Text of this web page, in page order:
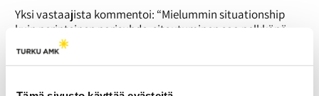
Yksi vastaajista kommentoi: “Mielummin situationship
kuin perinteinen parisuhde, sitoutuminen saa pelkkänä
sanana karvat pystyyn.” Mistä sitoutumiskammoisuus voi
johtua, ja onko se osasyy siihen, että parisuhteessa